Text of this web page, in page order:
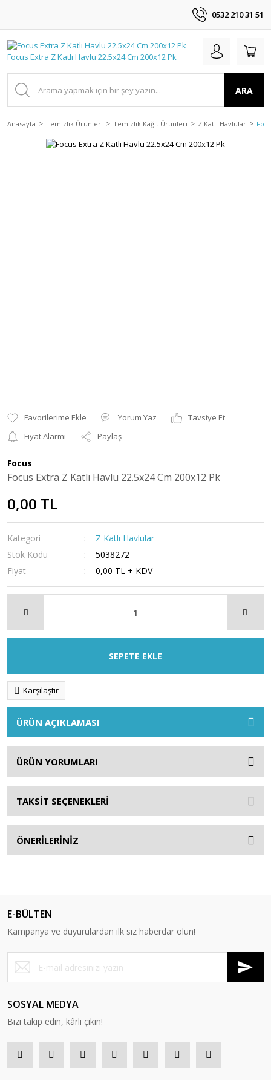
0532 210 31 51
ARA
Anasayfa Temizlik Ürünleri Temizlik Kağıt Ürünleri Z Katlı Havlular
Yorum Yaz
Tavsiye Et
Fiyat Alarmı
Paylaş
Focus
Focus Extra Z Katlı Havlu 22.5x24 Cm 200x12 Pk
0,00 TL
Kategori
Z Katlı Havlular
Stok Kodu
5038272
Fiyat
0,00 TL + KDV
SEPETE EKLE
Karşılaştır
ÜRÜN AÇIKLAMASI
ÜRÜN YORUMLARI
TAKSİT SEÇENEKLERİ
ÖNERİLERİNİZ
E-BÜLTEN
Kampanya ve duyurulardan ilk siz haberdar olun!
SOSYAL MEDYA
Bizi takip edin, kârlı çıkın!